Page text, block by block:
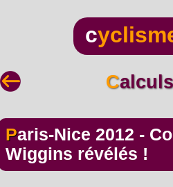
c
Paris-Nice 2012 - Col d'Eze - Les watts de
Wiggins révélés !